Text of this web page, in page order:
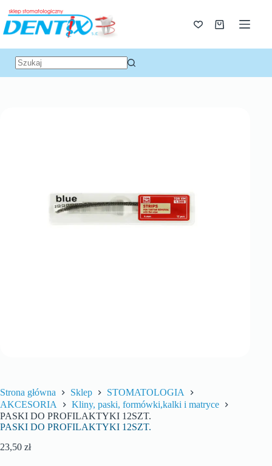
Strona główna Sklep
STOMATOLOGIA
AKCESORIA
Kliny, paski, formówki,kalki i matryce
PASKI DO PROFILAKTYKI 12SZT.
PASKI DO PROFILAKTYKI 12SZT.
23,50 zł